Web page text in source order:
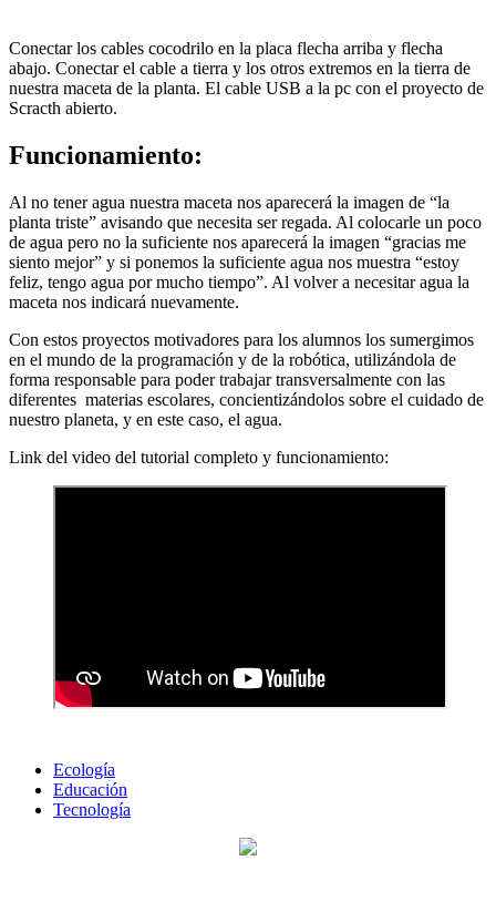
Conectar los cables cocodrilo en la placa flecha arriba y flecha
abajo. Conectar el cable a tierra y los otros extremos en la tierra de
nuestra maceta de la planta. El cable USB a la pc con el proyecto de
Scracth abierto.
Funcionamiento:
Al no tener agua nuestra maceta nos aparecerá la imagen de “la
planta triste” avisando que necesita ser regada. Al colocarle un poco
de agua pero no la suficiente nos aparecerá la imagen “gracias me
siento mejor” y si ponemos la suficiente agua nos muestra “estoy
feliz, tengo agua por mucho tiempo”. Al volver a necesitar agua la
maceta nos indicará nuevamente.
Con estos proyectos motivadores para los alumnos los sumergimos
en el mundo de la programación y de la robótica, utilizándola de
forma responsable para poder trabajar transversalmente con las
diferentes materias escolares, concientizándolos sobre el cuidado de
nuestro planeta, y en este caso, el agua.
Link del video del tutorial completo y funcionamiento:
Ecología
Educación
Tecnología